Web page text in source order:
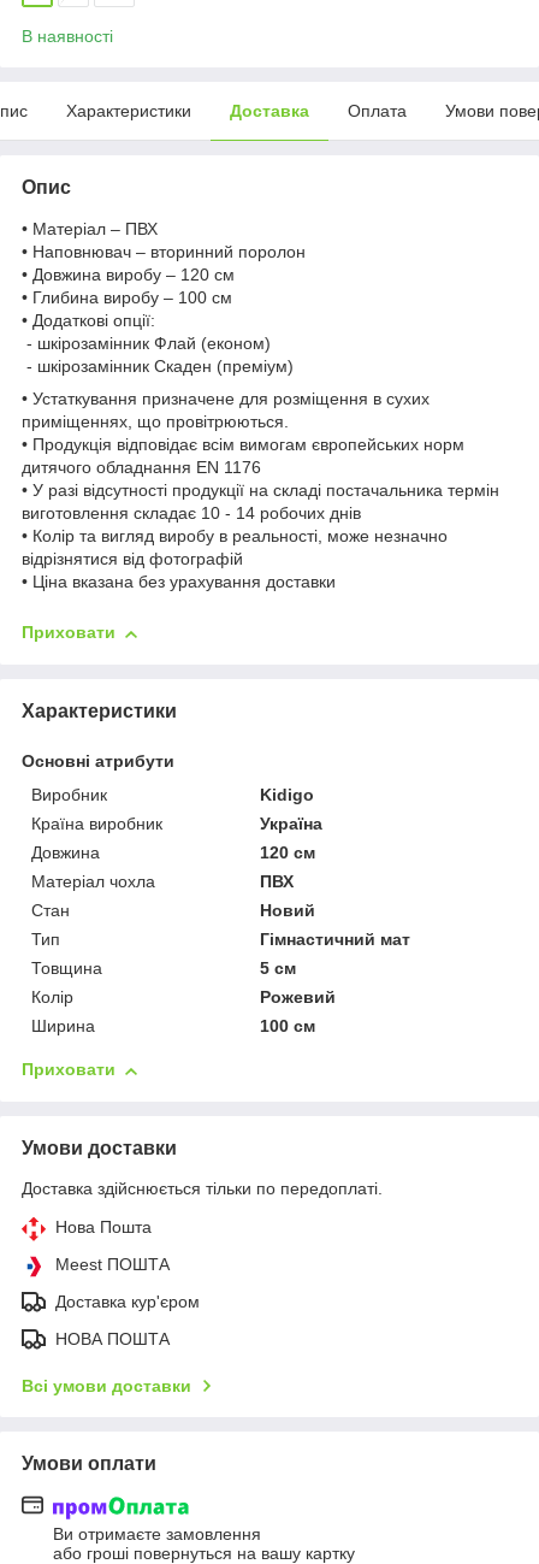
В наявності
Характеристики Доставка Оплата Умови
Опис
• Матеріал – ПВХ
• Наповнювач – вторинний поролон
• Довжина виробу – 120 см
• Глибина виробу – 100 см
• Додаткові опції:
- шкірозамінник Флай (економ)
- шкірозамінник Скаден (преміум)
• Устаткування призначене для розміщення в сухих
приміщеннях, що провітрюються.
• Продукція відповідає всім вимогам європейських норм
дитячого обладнання EN 1176
• У разі відсутності продукції на складі постачальника термін
виготовлення складає 10 - 14 робочих днів
• Колір та вигляд виробу в реальності, може незначно
відрізнятися від фотографій
• Ціна вказана без урахування доставки
Приховати
Характеристики
Основні атрибути
Виробник
Kidigo
Країна виробник
Україна
Довжина
120 см
Матеріал чохла
ПВХ
Стан
Новий
Тип
Гімнастичний мат
Товщина
5 см
Колір
Рожевий
Ширина
100 см
Приховати
Умови доставки
Доставка здійснюється тільки по передоплаті.
Нова Пошта
Meest ПОШТА
Доставка кур'єром
НОВА ПОШТА
Всі умови доставки
Умови оплати
Ви отримаєте замовлення
або гроші повернуться на вашу картку